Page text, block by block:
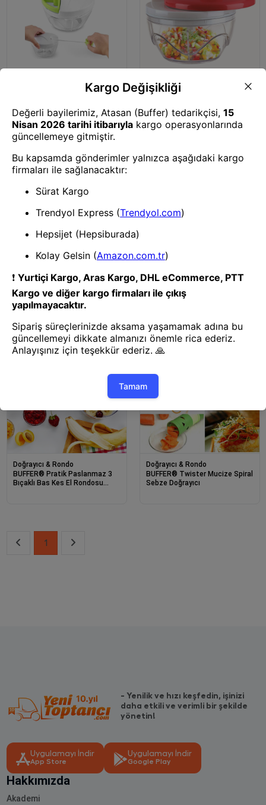
Meyve Sebze Doğrayıcı 3 Bıçaklı
El Rondosu
Doğrayıcı & Rondo
Pratik Ev Tipi Meyve Sebze
Yiyecek Doğrayıcı
Doğrayıcı & Rondo
BUFFER® 10 Fonksiyonlu
Profesyonel Çoklu Bıçaklı
Hazneli Sebze Doğrayıcı
Doğrayıcı & Rondo
Buffer Spiral Dilimleyici Jülyen
Meyve Sebze Dilimleyici Soyucu
Doğrayıcı & Rondo
BUFFER® Pratik Paslanmaz 3
Bıçaklı Bas Kes El Rondosu
Doğrayıcı & Rondo
BUFFER® Twister Mucize Spiral
Sebze Doğrayıcı
1
- Yenilik ve hızı keşfedin, işinizi
daha etkili ve verimli bir şekilde
yönetin!
Uygulamayı İndir
App Store
Uygulamayı İndir
Google Play
Hakkımızda
Akademi